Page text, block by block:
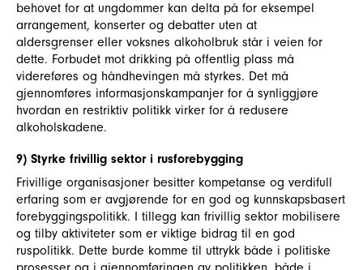
behovet for at ungdommer kan delta på for eksempel
arrangement, konserter og debatter uten at
aldersgrenser eller voksnes alkoholbruk står i veien for
dette. Forbudet mot drikking på offentlig plass må
videreføres og håndhevingen må styrkes. Det må
gjennomføres informasjonskampanjer for å synliggjøre
hvordan en restriktiv politikk virker for å redusere
alkoholskadene.
9) Styrke frivillig sektor i rusforebygging
Frivillige organisasjoner besitter kompetanse og verdifull
erfaring som er avgjørende for en god og kunnskapsbasert
forebyggingspolitikk. I tillegg kan frivillig sektor mobilisere
og tilby aktiviteter som er viktige bidrag til en god
ruspolitikk. Dette burde komme til uttrykk både i politiske